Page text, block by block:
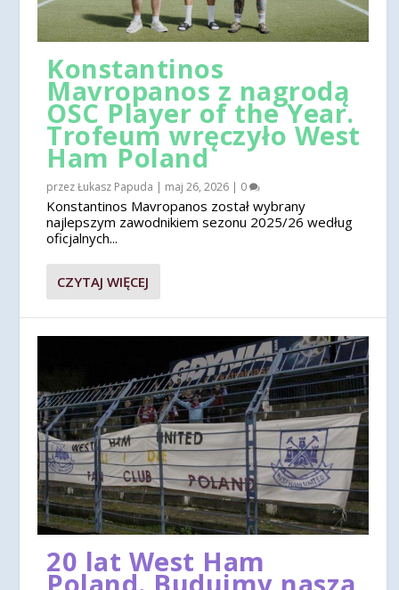
Konstantinos
Mavropanos z nagrodą
OSC Player of the Year.
Trofeum wręczyło West
Ham Poland
przezŁukasz Papuda | maj 26, 2026 | 0
Konstantinos Mavropanos został wybrany
najlepszym zawodnikiem sezonu 2025/26 według
oficjalnych...
CZYTAJ WIĘCEJ
20 lat West Ham